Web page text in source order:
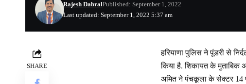
Last updated: September 1, 2022 5:37 am
Rajesh DabralPublished: September 1, 2022
SHARE
हरियाणा पुलिस ने पूंडरी से
किया है. शिकायत के
अमित ने पंचकूला के सेक्टर 14